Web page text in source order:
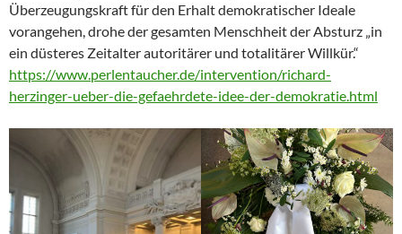
Überzeugungskraft für den Erhalt demokratischer Ideale
vorangehen, drohe der gesamten Menschheit der Absturz „in
ein düsteres Zeitalter autoritärer und totalitärer Willkür.“
https://www.perlentaucher.de/intervention/richard-
herzinger-ueber-die-gefaehrdete-idee-der-demokratie.html